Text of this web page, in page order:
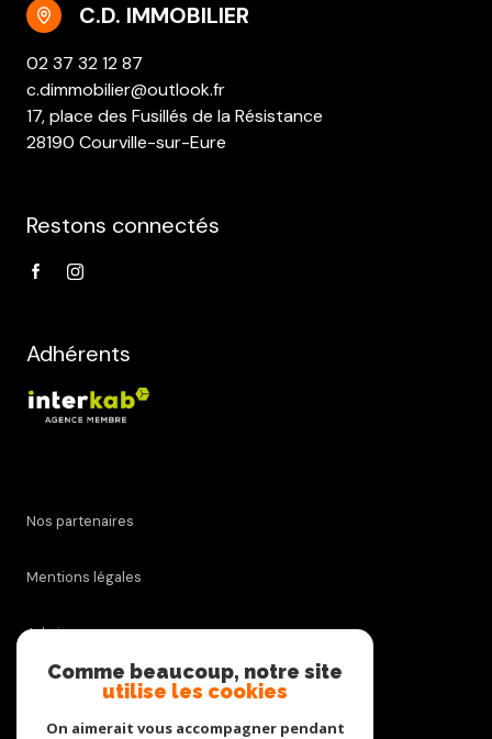
C.D. IMMOBILIER
02 37 32 12 87
c.dimmobilier@outlook.fr
17, place des Fusillés de la Résistance
28190 Courville-sur-Eure
Restons connectés
Adhérents
Nos partenaires
Mentions légales
Admin
Nos honoraires
Comme beaucoup, notre site
utilise les cookies
On aimerait vous accompagner pendant